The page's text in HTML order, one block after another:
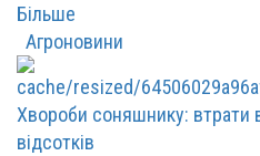
Більше
Агроновини
Хвороби соняшнику: втрати
відсотків